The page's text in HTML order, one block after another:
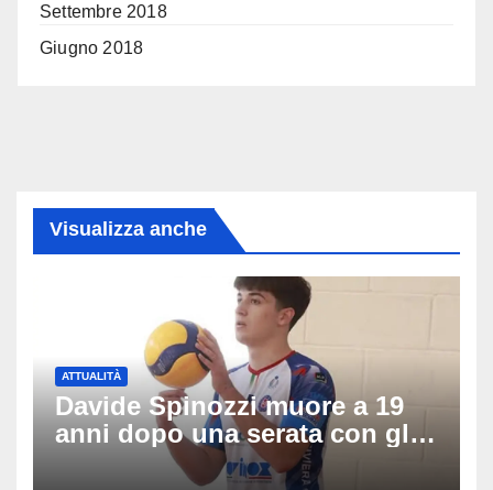
Settembre 2018
Giugno 2018
Visualizza anche
ATTUALITÀ
Davide Spinozzi muore a 19
anni dopo una serata con gli
amici: il mistero dello